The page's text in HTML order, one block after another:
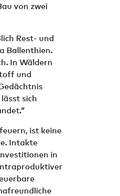
von zwei
Rest- und
Ballenthien.
In Wäldern
und
sich
ist keine
Intakte
in